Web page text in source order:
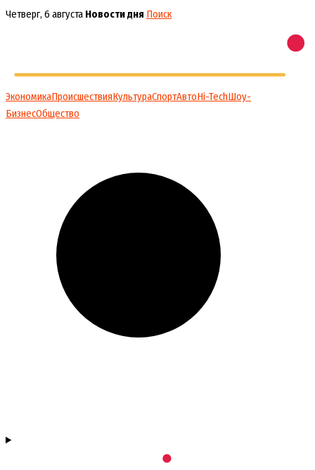
Перейти
Четверг, 6 августа Новости дня Поиск
ЭкономикаПроисшествияКультураСпортАвтоHi-TechШоу-
БизнесОбщество